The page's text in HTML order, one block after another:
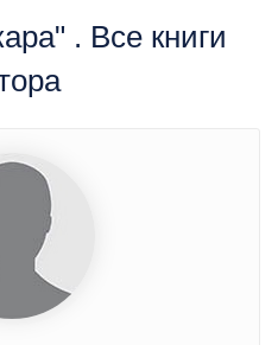
. Все книги